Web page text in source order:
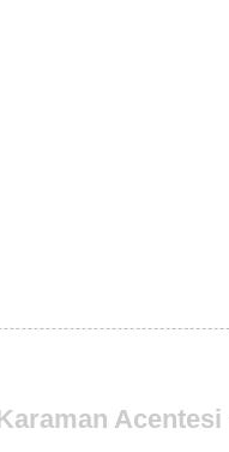
Acentesi